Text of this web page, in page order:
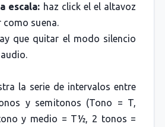
escala: haz click el el altavoz
como suena.
que quitar el modo silencio
la serie de intervalos entre
y semitonos (Tono = T,
y medio = T½, 2 tonos =